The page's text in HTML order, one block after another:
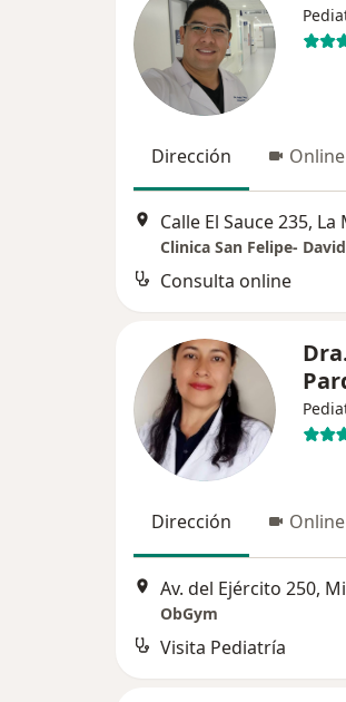
Dirección Online
Calle El Sauce 235, La
Clinica San Felipe-
Consulta online
Dirección Online
Av. del Ejército 250,
ObGym
Visita Pediatría